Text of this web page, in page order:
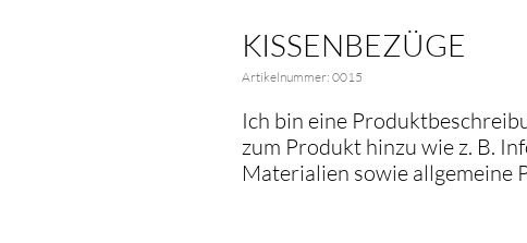
KISSENBEZÜGE
Artikelnummer: 0015
Ich bin eine
zum Produkt hinzu wie z. B.
Materialien sowie allgemeine